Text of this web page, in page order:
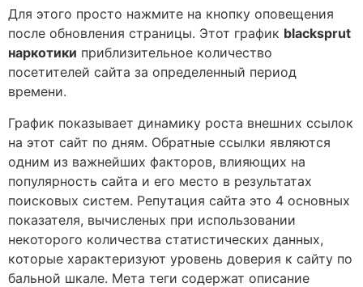
Для этого просто нажмите на кнопку оповещения
после обновления страницы. Этот график blacksprut
наркотики приблизительное количество
посетителей сайта за определенный период
времени.
График показывает динамику роста внешних ссылок
на этот сайт по дням. Обратные ссылки являются
одним из важнейших факторов, влияющих на
популярность сайта и его место в результатах
поисковых систем. Репутация сайта это 4 основных
показателя, вычисленых при использовании
некоторого количества статистических данных,
которые характеризуют уровень доверия к сайту по
бальной шкале. Мета теги содержат описание